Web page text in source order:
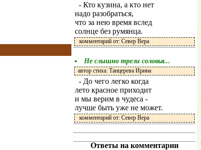
- Кто кузина, а кто нет
надо разобраться,
что за нею время вслед
солнце без румянца.
комментарий от: Север Вера
Не слышно трели соловья...
автор стиха: Танцерева Ирина
- До чего легко когда
лето красное приходит
и мы верим в чудеса -
лучше быть уже не может.
комментарий от: Север Вера
Ответы на комментарии